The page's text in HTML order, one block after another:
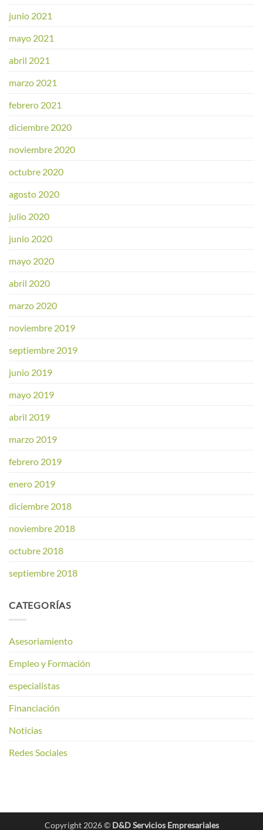
junio 2021
mayo 2021
abril 2021
marzo 2021
febrero 2021
diciembre 2020
noviembre 2020
octubre 2020
agosto 2020
julio 2020
junio 2020
mayo 2020
abril 2020
marzo 2020
noviembre 2019
septiembre 2019
junio 2019
mayo 2019
abril 2019
marzo 2019
febrero 2019
enero 2019
diciembre 2018
noviembre 2018
octubre 2018
septiembre 2018
CATEGORÍAS
Asesoriamiento
Empleo y Formación
especialistas
Financiación
Noticias
Redes Sociales
Copyright 2026 © D&D Servicios Empresariales